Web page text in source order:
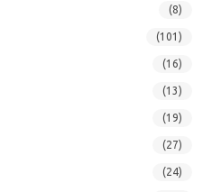
(8)
(101)
(16)
(13)
(19)
(27)
(24)